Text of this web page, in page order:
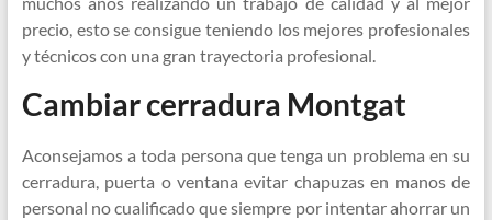
precio, esto se consigue teniendo los mejores profesionales
y técnicos con una gran trayectoria profesional.
Cambiar cerradura Montgat
Aconsejamos a toda persona que tenga un problema en su
cerradura, puerta o ventana evitar chapuzas en manos de
personal no cualificado que siempre por intentar ahorrar un